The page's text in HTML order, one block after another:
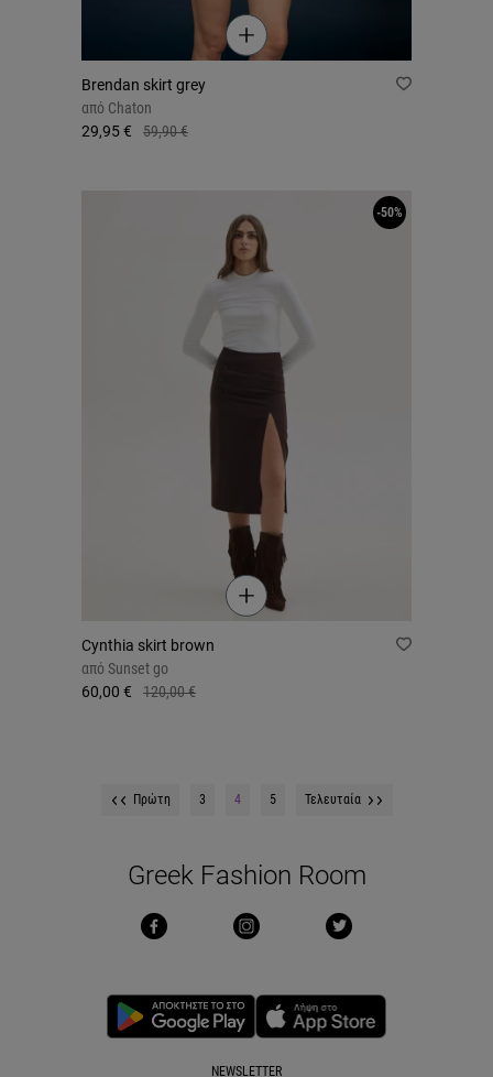
Brendan skirt grey
από Chaton
29,95 €
59,90 €
Cynthia skirt brown
απόSunset go
60,00 €
120,00 €
-50%
Πρώτη 3 4 5 Τελευταία
Greek Fashion Room
NEWSLETTER